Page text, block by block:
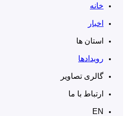
خانه
اخبار
استان ها
رویدادها
گالری تصاویر
ارتباط با ما
EN